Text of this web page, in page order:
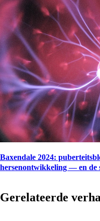
Baxendale 2024:
hersenontwikkeling — en de
Gerelateerde